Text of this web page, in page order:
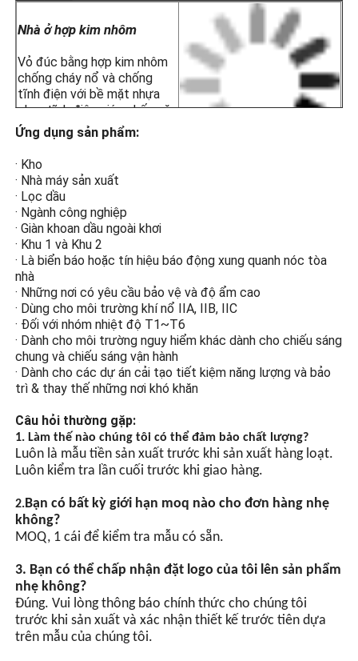
ỨNG
DỤNG
· Nhà máy chế biến hóa chất
· Silo đựng ngũ cốc & Nhà máy bột mì
· Giàn khoan ngoài khơi
· Trạm LNG
· Mỏ than & cơ sở hạ tầng đường hầm
· Khu 1 và Khu 2
Nhà ở hợp kim nhôm
Vỏ đúc bằng hợp kim nhôm
chống cháy nổ và chống
tĩnh điện với bề mặt nhựa
phun tĩnh điện giúp chống ăn
mòn, chống tĩnh điện và
chống va đập.
cao bảo vệ chống cháy nổ
ngăn tia lửa điện hồ quang
tiếp xúc với khí dễ cháy và
gây nổ.
Thiết kế tiết kiệm năng
lượng
hạt đèn tiết kiệm năng
lượng chip LED có độ sáng
cao và tiết kiệm năng lượng
hơn so với hạt đèn thông
Đồng bộ hóa GPS (Tùy
chọn)
Điều khiển công tắc hoạt
động bằng ánh sáng tự
động, được trang bị chip
tích hợp và nhiều mạch bảo
vệ. Có thể đạt được sự
Ứng dụng sản phẩm:
· Kho
· Nhà máy sản xuất
· Lọc dầu
· Ngành công nghiệp
· Giàn khoan dầu ngoài khơi
· Khu 1 và Khu 2
· Là biển báo hoặc tín hiệu báo động xung quanh nóc tòa
nhà
· Những nơi có yêu cầu bảo vệ và độ ẩm cao
· Dùng cho môi trường khí nổ IIA, IIB, IIC
· Đối với nhóm nhiệt độ T1~T6
· Dành cho môi trường nguy hiểm khác dành cho chiếu sáng
chung và chiếu sáng vận hành
· Dành cho các dự án cải tạo tiết kiệm năng lượng và bảo
trì & thay thế những nơi khó khăn
Câu hỏi thường gặp:
1. Làm thế nào chúng tôi có thể đảm bảo chất lượng?
Luôn là mẫu tiền sản xuất trước khi sản xuất hàng loạt.
Luôn kiểm tra lần cuối trước khi giao hàng.
2.Bạn có bất kỳ giới hạn moq nào cho đơn hàng nhẹ
không?
MOQ, 1 cái để kiểm tra mẫu có sẵn.
3. Bạn có thể chấp nhận đặt logo của tôi lên sản phẩm
nhẹ không?
Đúng. Vui lòng thông báo chính thức cho chúng tôi
trước khi sản xuất và xác nhận thiết kế trước tiên dựa
trên mẫu của chúng tôi.